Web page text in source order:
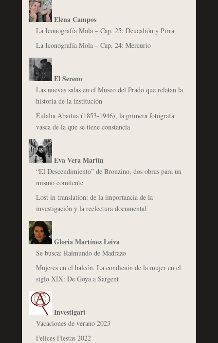
Elena Campos
La Iconografía Mola – Cap. 25: Deucalión y Pirra
La Iconografía Mola – Cap. 24: Mercurio
El Sereno
Las nuevas salas en el Museo del Prado que relatan la
historia de la institución
Eulalia Abaitua (1853-1946), la primera fotógrafa
vasca de la que se tiene constancia
Eva Vera Martín
“El Descendimiento” de Bronzino, dos obras para un
mismo comitente
Lost in translation: de la importancia de la
investigación y la reelectura documental
Gloria Martínez Leiva
Se busca: Raimundo de Madrazo
Mujeres en el balcón. La condición de la mujer en el
siglo XIX: De Goya a Sargent
Investigart
Vacaciones de verano 2023
Felices Fiestas 2022